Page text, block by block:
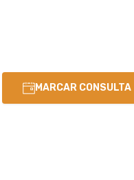
MARCAR CONSULTA